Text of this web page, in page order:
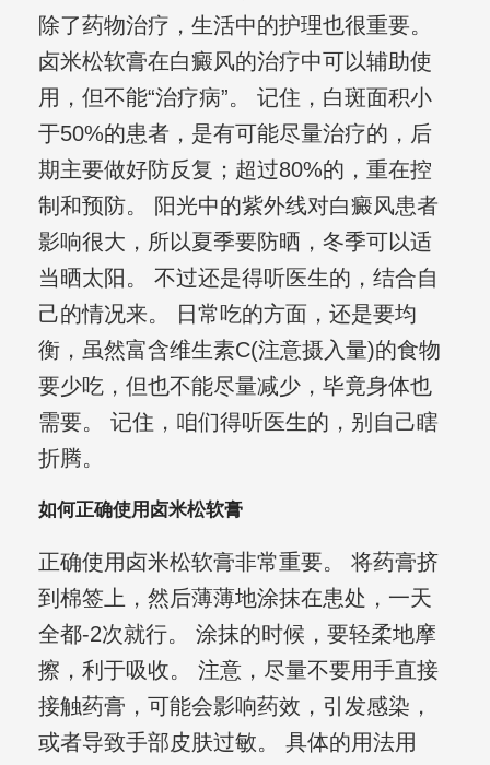
除了药物治疗，生活中的护理也很重要。
卤米松软膏在白癜风的治疗中可以辅助使
用，但不能“治疗病”。 记住，白斑面积小
于50%的患者，是有可能尽量治疗的，后
期主要做好防反复；超过80%的，重在控
制和预防。 阳光中的紫外线对白癜风患者
影响很大，所以夏季要防晒，冬季可以适
当晒太阳。 不过还是得听医生的，结合自
己的情况来。 日常吃的方面，还是要均
衡，虽然富含维生素C(注意摄入量)的食物
要少吃，但也不能尽量减少，毕竟身体也
需要。 记住，咱们得听医生的，别自己瞎
折腾。
如何正确使用卤米松软膏
正确使用卤米松软膏非常重要。 将药膏挤
到棉签上，然后薄薄地涂抹在患处，一天
全都-2次就行。 涂抹的时候，要轻柔地摩
擦，利于吸收。 注意，尽量不要用手直接
接触药膏，可能会影响药效，引发感染，
或者导致手部皮肤过敏。 具体的用法用